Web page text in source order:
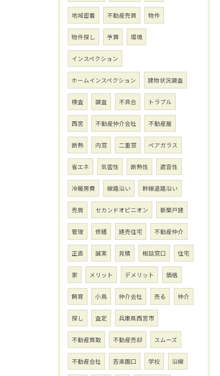
地域密着 不動産売買 物件
物件探し 予算 環境
インスペクション
ホームインスペクション 建物状況調査
検査 調査 不具合 トラブル
西宮 不動産仲介会社 不動産屋
断熱 内窓 二重窓 ペアガラス
省エネ 気密性 断熱性 遮音性
冷暖房費 線路沿い 幹線道路沿い
売買 セカンドオピニオン 新築戸建
管理 修繕 建売住宅 不動産仲介
正直 誠実 見積 相談窓口 住宅
家 メリット デメリット 価格
飼育 小鳥 仲介会社 売る 仲介
探し 査定 兵庫県西宮市
不動産買取 不動産売却 スムーズ
不動産会社 苦楽園口 学校 沿線